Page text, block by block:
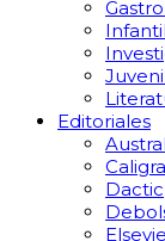
Editoriales
Austral
Dactic